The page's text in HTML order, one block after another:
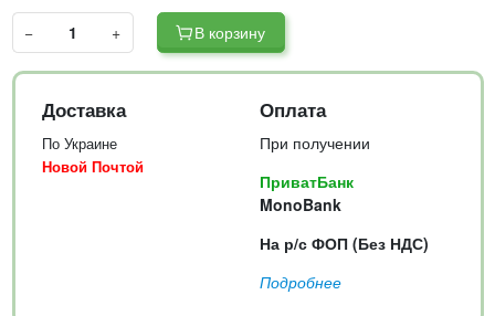
− + В корзину
Доставка
По Украине
Новой Почтой
Оплата
При получении
ПриватБанк
MonoBank
На р/с ФОП (Без НДС)
Подробнее